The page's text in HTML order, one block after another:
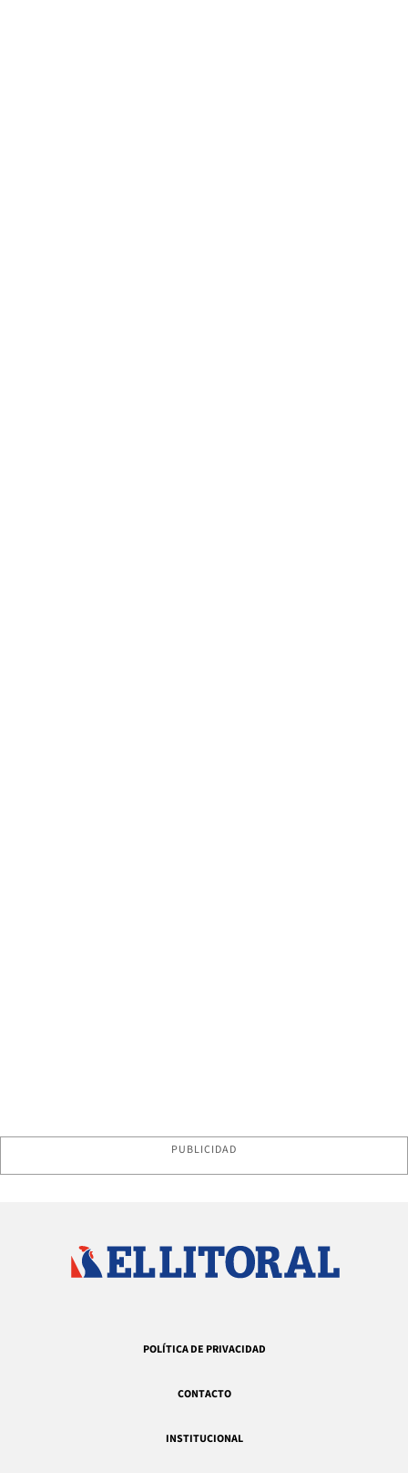
PUBLICIDAD
POLÍTICA DE PRIVACIDAD
CONTACTO
INSTITUCIONAL